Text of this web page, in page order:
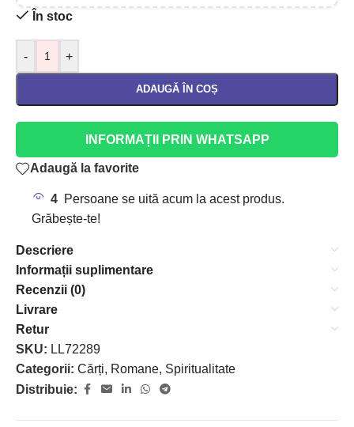
În stoc
- +
ADAUGĂ ÎN COȘ
INFORMAȚII PRIN WHATSAPP
Adaugă la favorite
4 Persoane se uită acum la acest produs.
Grăbește-te!
Descriere
Informații suplimentare
Recenzii (0)
Livrare
Retur
SKU: LL72289
Categorii: Cărți, Romane, Spiritualitate
Distribuie: